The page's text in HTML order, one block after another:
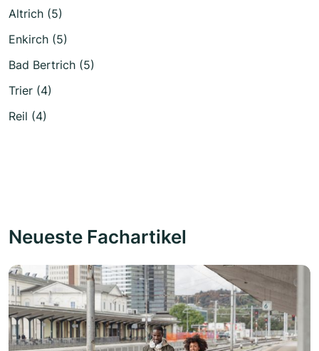
Altrich (5)
Enkirch (5)
Bad Bertrich (5)
Trier (4)
Reil (4)
Neueste Fachartikel